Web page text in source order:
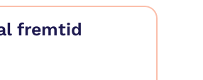
fremtid